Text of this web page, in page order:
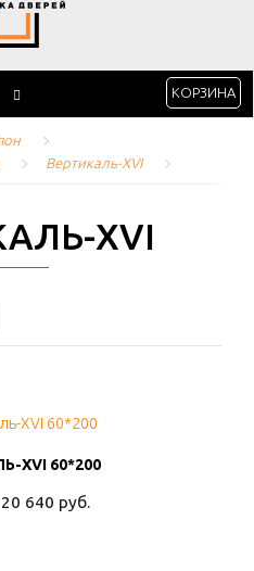
КОРЗИНА
Вертикаль-XVI
XVI
XVI 60*200
20 640 руб.
XVI 60*200
20 640 руб.